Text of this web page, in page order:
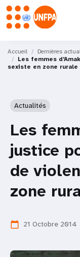
au
contenu
principal
M
a
Accueil Dernières
Les femmes
sexiste en zone rurale
Actualités
Les
justice
de
zone
calendar_today 21 Octobre 2014